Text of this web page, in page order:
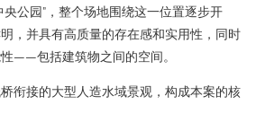
公园”，整个场地围绕这一位置逐步开
，并具有高质量的存在感和实用性，同时
——包括建筑物之间的空间。
衔接的大型人造水域景观，构成本案的核